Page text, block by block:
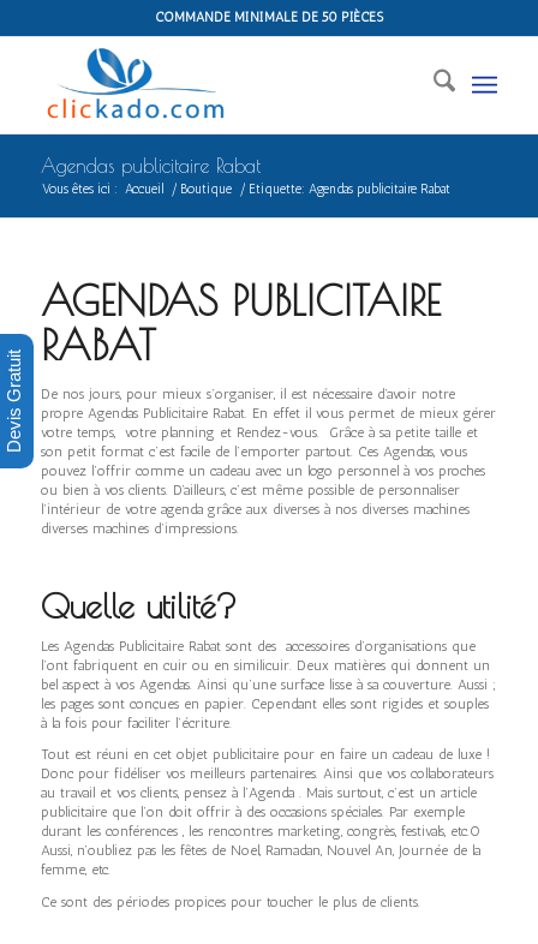
COMMANDE MINIMALE DE 50 PIÈCES
Agendas publicitaire Rabat
Vous êtes ici : Accueil / Boutique / Etiquette: Agendas publicitaire Rabat
AGENDAS PUBLICITAIRE
RABAT
De nos jours, pour mieux s’organiser, il est nécessaire d’avoir notre
propre Agendas Publicitaire Rabat. En effet il vous permet de mieux gérer
votre temps, votre planning et Rendez-vous. Grâce à sa petite taille et
son petit format c’est facile de l’emporter partout. Ces Agendas, vous
pouvez l’offrir comme un cadeau avec un logo personnel à vos proches
ou bien à vos clients. D’ailleurs, c’est même possible de personnaliser
l’intérieur de votre agenda grâce aux diverses à nos diverses machines
diverses machines d’impressions.
Quelle utilité?
Les Agendas Publicitaire Rabat sont des accessoires d’organisations que
l’ont fabriquent en cuir ou en similicuir. Deux matières qui donnent un
bel aspect à vos Agendas. Ainsi qu’une surface lisse à sa couverture. Aussi ;
les pages sont conçues en papier. Cependant elles sont rigides et souples
à la fois pour faciliter l’écriture.
Tout est réuni en cet objet publicitaire pour en faire un cadeau de luxe !
Donc pour fidéliser vos meilleurs partenaires. Ainsi que vos collaborateurs
au travail et vos clients, pensez à l’Agenda . Mais surtout, c’est un article
publicitaire que l’on doit offrir à des occasions spéciales. Par exemple
durant les conférences , les rencontres marketing, congrès, festivals, etc.0
Aussi, n’oubliez pas les fêtes de Noel, Ramadan, Nouvel An, Journée de la
femme, etc.
Ce sont des périodes propices pour toucher le plus de clients.
Devis Gratuit